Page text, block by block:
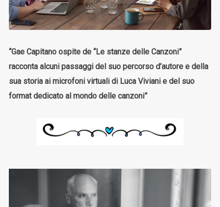
“Gae Capitano ospite de “Le stanze delle Canzoni”
racconta alcuni passaggi del suo percorso d’autore e della
sua storia ai microfoni virtuali di Luca Viviani e del suo
format dedicato al mondo delle canzoni”